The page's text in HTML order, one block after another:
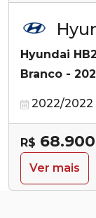
Hyundai
Branco -
2022/2022
R$ 68.900
Ver mais